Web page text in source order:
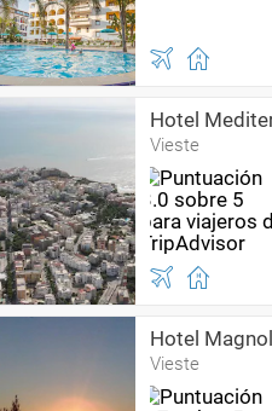
Hotel
Vieste
Hotel
Vieste